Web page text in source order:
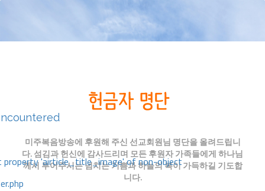
property 'airticle_title_image' of non-object
미주복음방송에 후원해 주신 선교회원님 명단을 올려드립니
다. 섬김과 헌신에 감사드리며 모든 후원자 가족들에게 하나님
께서 부어주시는 넘치는 기쁨과 하늘의 복이 가득하길 기도합
니다.